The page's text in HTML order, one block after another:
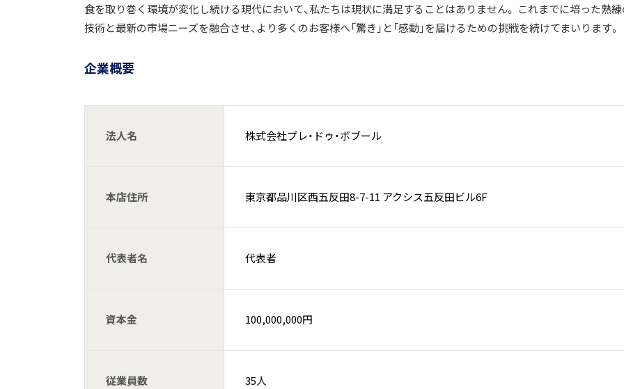
食を取り巻く環境が変化し続ける現代において、私たちは現状に満足することはありません。 これまでに培った熟
技術と最新の市場ニーズを融合させ、より多くのお客様へ「驚き」と「感動」を届けるための挑戦を続けてまいります。
企業概要
法人名 株式会社プレ・ドゥ・ボブール
本店住所 東京都品川区西五反田8-7-11 アクシス五反田ビル6F
代表者名 代表者
資本金 100,000,000円
従業員数 35人